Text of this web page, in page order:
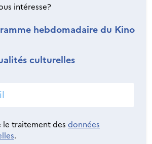
intéresse?
hebdomadaire du Kino
culturelles
le traitement des données
.